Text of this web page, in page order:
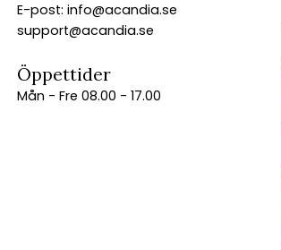
E-post: info@acandia.se
support@acandia.se
Öppettider
Mån - Fre 08.00 - 17.00